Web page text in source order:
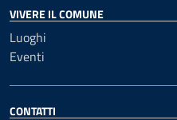
VIVERE IL COMUNE
Luoghi
Eventi
CONTATTI